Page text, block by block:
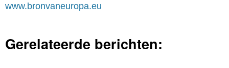
www.bronvaneuropa.eu
Gerelateerde berichten: